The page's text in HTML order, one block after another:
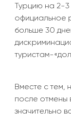
Турцию на 2-3
официальное
больше 30
туристам-
Вместе с тем,
после отмены
значительно